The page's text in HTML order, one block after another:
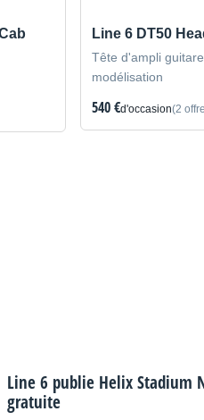
Line 6 DT50
Tête d'ampli
modélisation
540 €d'occasion(2
Line 6 publie Helix Stadium
gratuite